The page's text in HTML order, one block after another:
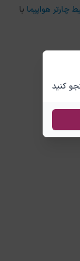
کنید
چارتر هواپیما با